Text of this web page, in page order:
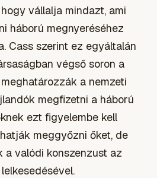
vállalja mindazt, ami
háború megnyeréséhez
Cass szerint ez egyáltalán
végső soron a
a nemzeti
megfizetni a háború
ezt figyelembe kell
meggyőzni őket, de
a valódi konszenzust az